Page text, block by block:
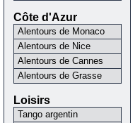
Côte d'Azur
Alentours de Monaco
Alentours de Nice
Alentours de Cannes
Alentours de Grasse
Loisirs
Tango argentin